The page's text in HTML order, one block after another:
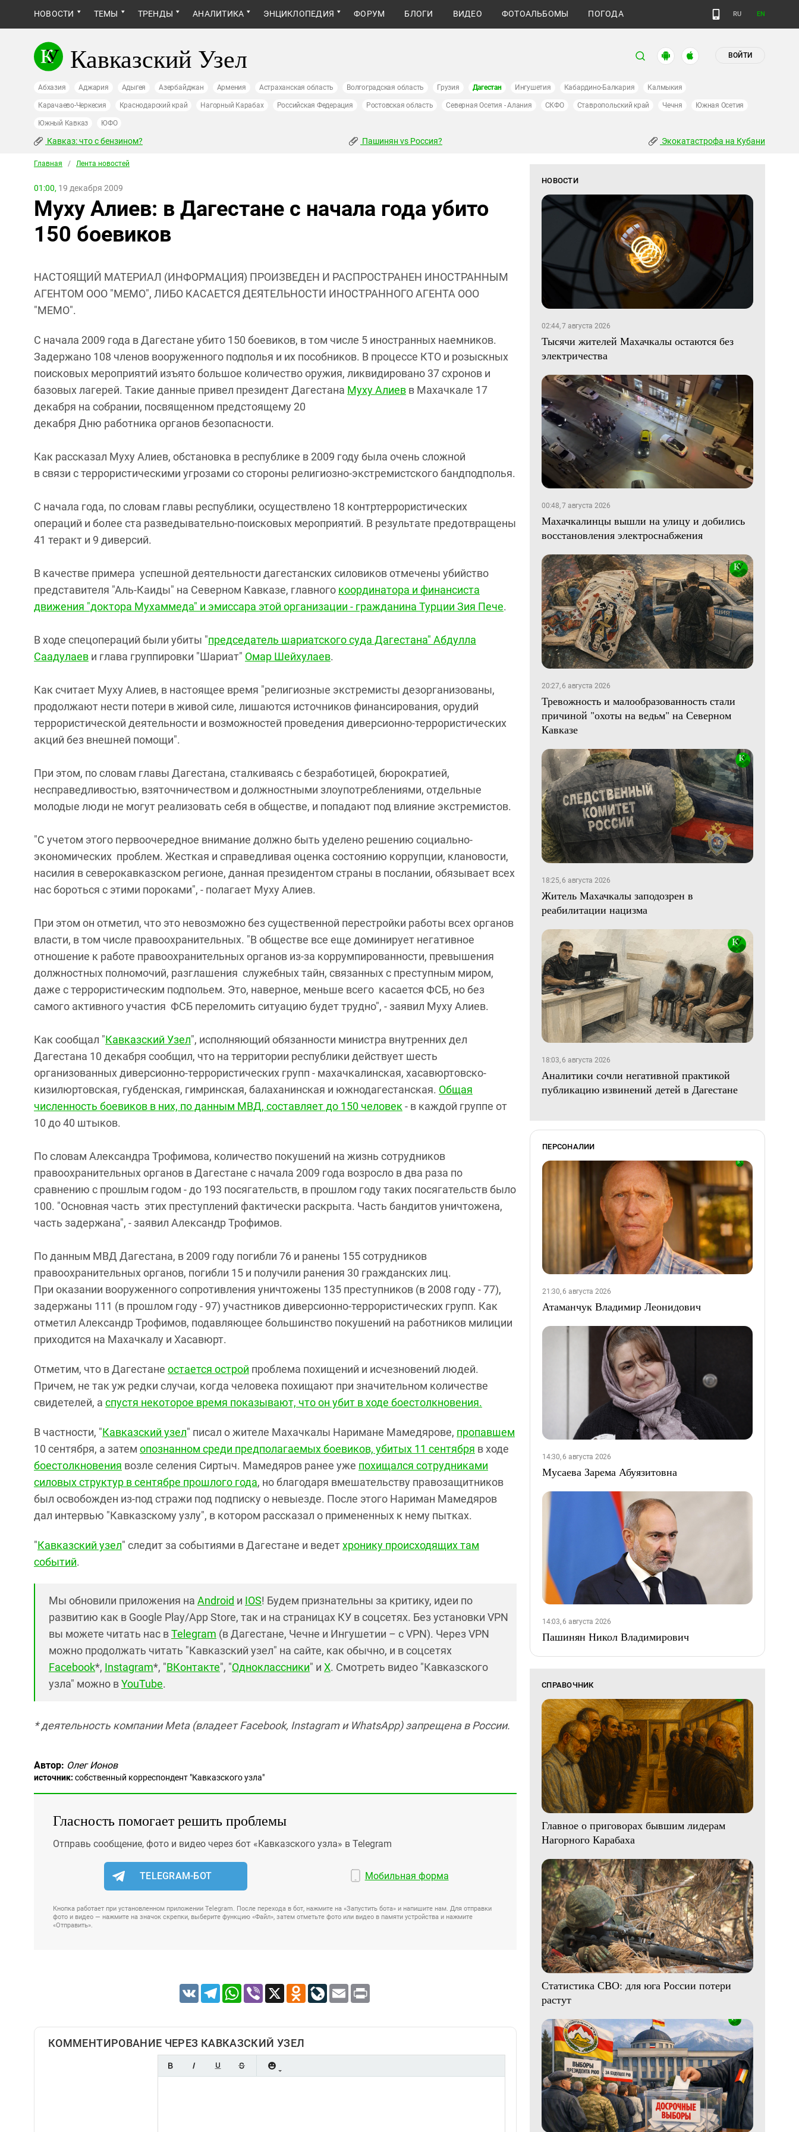
НОВОСТИ ТЕМЫ ТРЕНДЫ АНАЛИТИКА ЭНЦИКЛОПЕДИЯ ФОРУМ БЛОГИ ВИДЕО ФОТОАЛЬБОМЫ ПОГОДА RU EN
Кавказский Узел ВОЙТИ
Абхазия Аджария Адыгея Азербайджан Армения Астраханская область Волгоградская область Грузия Дагестан Ингушетия Кабардино-Балкария Калмыкия
Карачаево-Черкесия Краснодарский край Нагорный Карабах Российская Федерация Ростовская область Северная Осетия - Алания СКФО Ставропольский край Чечня Южная Осетия
Южный Кавказ ЮФО
Кавказ: что с бензином? Пашинян vs Россия? Экокатастрофа на Кубани
Главная / Лента новостей
01:00, 19 декабря 2009
Муху Алиев: в Дагестане с начала года убито
150 боевиков
НАСТОЯЩИЙ МАТЕРИАЛ (ИНФОРМАЦИЯ) ПРОИЗВЕДЕН И РАСПРОСТРАНЕН ИНОСТРАННЫМ
АГЕНТОМ ООО "МЕМО", ЛИБО КАСАЕТСЯ ДЕЯТЕЛЬНОСТИ ИНОСТРАННОГО АГЕНТА ООО
"МЕМО".
С начала 2009 года в Дагестане убито 150 боевиков, в том числе 5 иностранных наемников.
Задержано 108 членов вооруженного подполья и их пособников. В процессе КТО и розыскных
поисковых мероприятий изъято большое количество оружия, ликвидировано 37 схронов и
базовых лагерей. Такие данные привел президент Дагестана Муху Алиев в Махачкале 17
декабря на собрании, посвященном предстоящему 20
декабря Дню работника органов безопасности.
Как рассказал Муху Алиев, обстановка в республике в 2009 году была очень сложной
в связи с террористическими угрозами со стороны религиозно-экстремистского бандподполья.
С начала года, по словам главы республики, осуществлено 18 контртеррористических
операций и более ста разведывательно-поисковых мероприятий. В результате предотвращены
41 теракт и 9 диверсий.
В качестве примера успешной деятельности дагестанских силовиков отмечены убийство
представителя "Аль-Каиды" на Северном Кавказе, главного координатора и финансиста
движения "доктора Мухаммеда" и эмиссара этой организации - гражданина Турции Зия Пече.
В ходе спецопераций были убиты "председатель шариатского суда Дагестана" Абдулла
Саадулаев и глава группировки "Шариат" Омар Шейхулаев.
Как считает Муху Алиев, в настоящее время "религиозные экстремисты дезорганизованы,
продолжают нести потери в живой силе, лишаются источников финансирования, орудий
террористической деятельности и возможностей проведения диверсионно-террористических
акций без внешней помощи".
При этом, по словам главы Дагестана, сталкиваясь с безработицей, бюрократией,
несправедливостью, взяточничеством и должностными злоупотреблениями, отдельные
молодые люди не могут реализовать себя в обществе, и попадают под влияние экстремистов.
"С учетом этого первоочередное внимание должно быть уделено решению социально-
экономических проблем. Жесткая и справедливая оценка состоянию коррупции, клановости,
насилия в северокавказском регионе, данная президентом страны в послании, обязывает всех
нас бороться с этими пороками", - полагает Муху Алиев.
При этом он отметил, что это невозможно без существенной перестройки работы всех органов
власти, в том числе правоохранительных. "В обществе все еще доминирует негативное
отношение к работе правоохранительных органов из-за коррумпированности, превышения
должностных полномочий, разглашения служебных тайн, связанных с преступным миром,
даже с террористическим подпольем. Это, наверное, меньше всего касается ФСБ, но без
самого активного участия ФСБ переломить ситуацию будет трудно", - заявил Муху Алиев.
Как сообщал "Кавказский Узел", исполняющий обязанности министра внутренних дел
Дагестана 10 декабря сообщил, что на территории республики действует шесть
организованных диверсионно-террористических групп - махачкалинская, хасавюртовско-
кизилюртовская, губденская, гимринская, балаханинская и южнодагестанская. Общая
численность боевиков в них, по данным МВД, составляет до 150 человек - в каждой группе от
10 до 40 штыков.
По словам Александра Трофимова, количество покушений на жизнь сотрудников
правоохранительных органов в Дагестане с начала 2009 года возросло в два раза по
сравнению с прошлым годом - до 193 посягательств, в прошлом году таких посягательств было
100. "Основная часть этих преступлений фактически раскрыта. Часть бандитов уничтожена,
часть задержана", - заявил Александр Трофимов.
По данным МВД Дагестана, в 2009 году погибли 76 и ранены 155 сотрудников
правоохранительных органов, погибли 15 и получили ранения 30 гражданских лиц.
При оказании вооруженного сопротивления уничтожены 135 преступников (в 2008 году - 77),
задержаны 111 (в прошлом году - 97) участников диверсионно-террористических групп. Как
отметил Александр Трофимов, подавляющее большинство покушений на работников милиции
приходится на Махачкалу и Хасавюрт.
Отметим, что в Дагестане остается острой проблема похищений и исчезновений людей.
Причем, не так уж редки случаи, когда человека похищают при значительном количестве
свидетелей, а спустя некоторое время показывают, что он убит в ходе боестолкновения.
В частности, "Кавказский узел" писал о жителе Махачкалы Наримане Мамедярове, пропавшем
10 сентября, а затем опознанном среди предполагаемых боевиков, убитых 11 сентября в ходе
боестолкновения возле селения Сиртыч. Мамедяров ранее уже похищался сотрудниками
силовых структур в сентябре прошлого года, но благодаря вмешательству правозащитников
был освобожден из-под стражи под подписку о невыезде. После этого Нариман Мамедяров
дал интервью "Кавказскому узлу", в котором рассказал о примененных к нему пытках.
"Кавказский узел" следит за событиями в Дагестане и ведетхронику происходящих там
событий.
Мы обновили приложения на Android и IOS! Будем признательны за критику, идеи по
развитию как в Google Play/App Store, так и на страницах КУ в соцсетях. Без установки VPN
вы можете читать нас вTelegram (в Дагестане, Чечне и Ингушетии – с VPN). Через VPN
можно продолжать читать "Кавказский узел" на сайте, как обычно, и в соцсетях
Facebook*, Instagram*, "ВКонтакте", "Одноклассники" и X. Смотреть видео "Кавказского
узла" можно вYouTube.
* деятельность компании Meta (владеет Facebook, Instagram и WhatsApp) запрещена в России.
Автор: Олег Ионов
источник: собственный корреспондент "Кавказского узла"
Гласность помогает решить проблемы
Отправь сообщение, фото и видео через бот «Кавказского узла» в Telegram
TELEGRAM-БОТ Мобильная форма
Кнопка работает при установленном приложении Telegram. После перехода в бот, нажмите на «Запустить бота» и напишите нам. Для отправки
фото и видео — нажмите на значок скрепки, выберите функцию «Файл», затем отметьте фото или видео в памяти устройства и нажмите
«Отправить».
VK TelegramWhatsApp
Viber X Odnoklassniki
LiveJournal
Email
КОММЕНТИРОВАНИЕ ЧЕРЕЗ КАВКАЗСКИЙ УЗЕЛ
НОВОСТИ
02:44, 7 августа 2026
Тысячи жителей Махачкалы остаются без
электричества
00:48, 7 августа 2026
Махачкалинцы вышли на улицу и добились
восстановления электроснабжения
20:27, 6 августа 2026
Тревожность и малообразованность стали
причиной "охоты на ведьм" на Северном
Кавказе
18:25, 6 августа 2026
Житель Махачкалы заподозрен в
реабилитации нацизма
18:03, 6 августа 2026
Аналитики сочли негативной практикой
публикацию извинений детей в Дагестане
ПЕРСОНАЛИИ
21:30, 6 августа 2026
Атаманчук Владимир Леонидович
14:30, 6 августа 2026
Мусаева Зарема Абуязитовна
14:03, 6 августа 2026
Пашинян Никол Владимирович
СПРАВОЧНИК
Главное о приговорах бывшим лидерам
Нагорного Карабаха
Статистика СВО: для юга России потери
растут